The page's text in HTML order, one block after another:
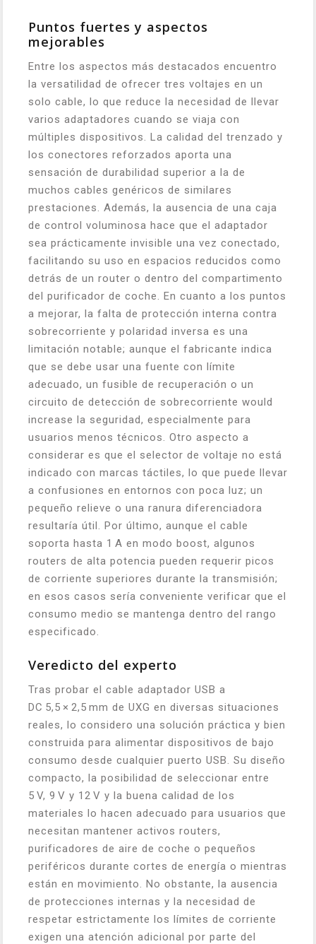
Puntos fuertes y aspectos
mejorables
Entre los aspectos más destacados encuentro
la versatilidad de ofrecer tres voltajes en un
solo cable, lo que reduce la necesidad de llevar
varios adaptadores cuando se viaja con
múltiples dispositivos. La calidad del trenzado y
los conectores reforzados aporta una
sensación de durabilidad superior a la de
muchos cables genéricos de similares
prestaciones. Además, la ausencia de una caja
de control voluminosa hace que el adaptador
sea prácticamente invisible una vez conectado,
facilitando su uso en espacios reducidos como
detrás de un router o dentro del compartimento
del purificador de coche. En cuanto a los puntos
a mejorar, la falta de protección interna contra
sobrecorriente y polaridad inversa es una
limitación notable; aunque el fabricante indica
que se debe usar una fuente con límite
adecuado, un fusible de recuperación o un
circuito de detección de sobrecorriente would
increase la seguridad, especialmente para
usuarios menos técnicos. Otro aspecto a
considerar es que el selector de voltaje no está
indicado con marcas táctiles, lo que puede llevar
a confusiones en entornos con poca luz; un
pequeño relieve o una ranura diferenciadora
resultaría útil. Por último, aunque el cable
soporta hasta 1 A en modo boost, algunos
routers de alta potencia pueden requerir picos
de corriente superiores durante la transmisión;
en esos casos sería conveniente verificar que el
consumo medio se mantenga dentro del rango
especificado.
Veredicto del experto
Tras probar el cable adaptador USB a
DC 5,5 × 2,5 mm de UXG en diversas situaciones
reales, lo considero una solución práctica y bien
construida para alimentar dispositivos de bajo
consumo desde cualquier puerto USB. Su diseño
compacto, la posibilidad de seleccionar entre
5 V, 9 V y 12 V y la buena calidad de los
materiales lo hacen adecuado para usuarios que
necesitan mantener activos routers,
purificadores de aire de coche o pequeños
periféricos durante cortes de energía o mientras
están en movimiento. No obstante, la ausencia
de protecciones internas y la necesidad de
respetar estrictamente los límites de corriente
exigen una atención adicional por parte del